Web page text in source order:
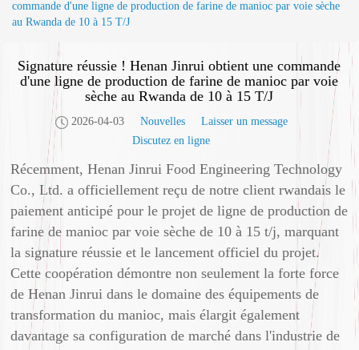
commande d'une ligne de production de farine de manioc par voie sèche
au Rwanda de 10 à 15 T/J
Signature réussie ! Henan Jinrui obtient une commande
d'une ligne de production de farine de manioc par voie
sèche au Rwanda de 10 à 15 T/J
2026-04-03 Nouvelles
Laisser un message
Discutez en ligne
Récemment, Henan Jinrui Food Engineering Technology
Co., Ltd. a officiellement reçu de notre client rwandais le
paiement anticipé pour le projet de ligne de production de
farine de manioc par voie sèche de 10 à 15 t/j, marquant
la signature réussie et le lancement officiel du projet.
Cette coopération démontre non seulement la forte force
de Henan Jinrui dans le domaine des équipements de
transformation du manioc, mais élargit également
davantage sa configuration de marché dans l'industrie de